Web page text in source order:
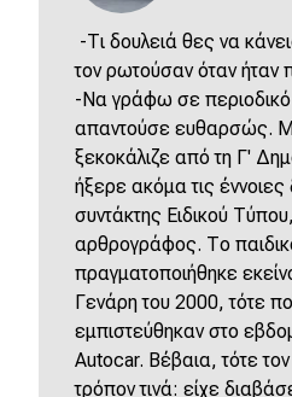
-Τι δουλειά θες να
τον ρωτούσαν όταν ήταν
-Να γράφω σε περιοδικό
απαντούσε ευθαρσώς.
ξεκοκάλιζε από τη Γ'
ήξερε ακόμα τις
συντάκτης Ειδικού
αρθρογράφος. Το
πραγματοποιήθηκε
Γενάρη του 2000, τότε
εμπιστεύθηκαν στο
Autocar. Βέβαια, τότε
τρόπον τινά: είχε